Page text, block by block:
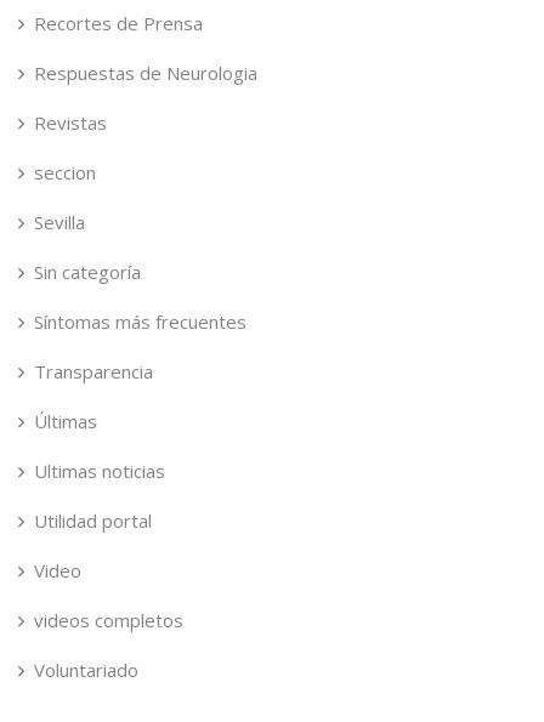
Recortes de Prensa
Respuestas de Neurologia
Revistas
seccion
Sevilla
Sin categoría
Síntomas más frecuentes
Transparencia
Últimas
Ultimas noticias
Utilidad portal
Video
videos completos
Voluntariado